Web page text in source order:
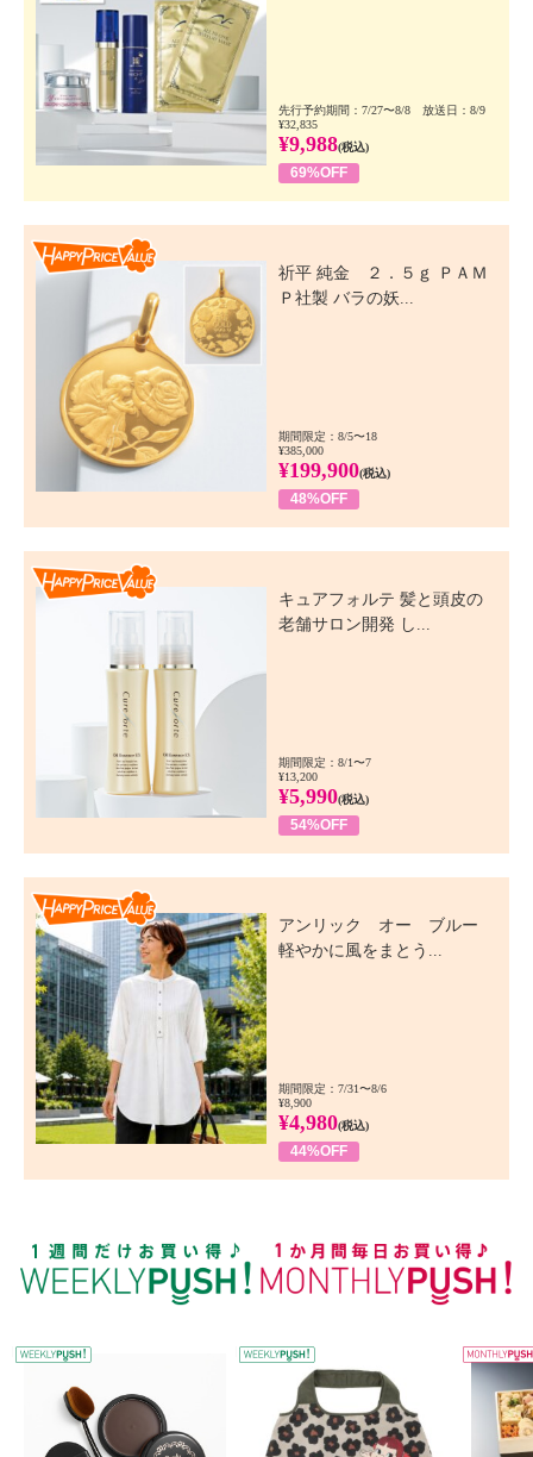
先行予約期間：7/27〜8/8 放送日：8/9
¥32,835
¥9,988(税込)
69%OFF
祈平 純金 ２．５ｇ ＰＡＭ
Ｐ社製 バラの妖...
期間限定：8/5〜18
¥385,000
¥199,900(税込)
48%OFF
キュアフォルテ 髪と頭皮の
老舗サロン開発 し...
期間限定：8/1〜7
¥13,200
¥5,990(税込)
54%OFF
アンリック オー ブルー
軽やかに風をまとう...
期間限定：7/31〜8/6
¥8,900
¥4,980(税込)
44%OFF
WEEKLY PUSH